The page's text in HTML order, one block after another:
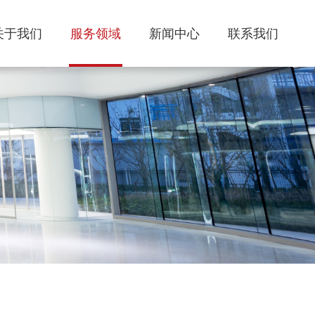
于我们 服务领域 新闻中心 联系我们